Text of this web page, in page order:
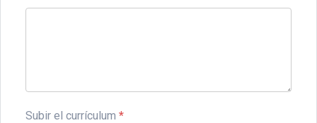
Subir el currículum *